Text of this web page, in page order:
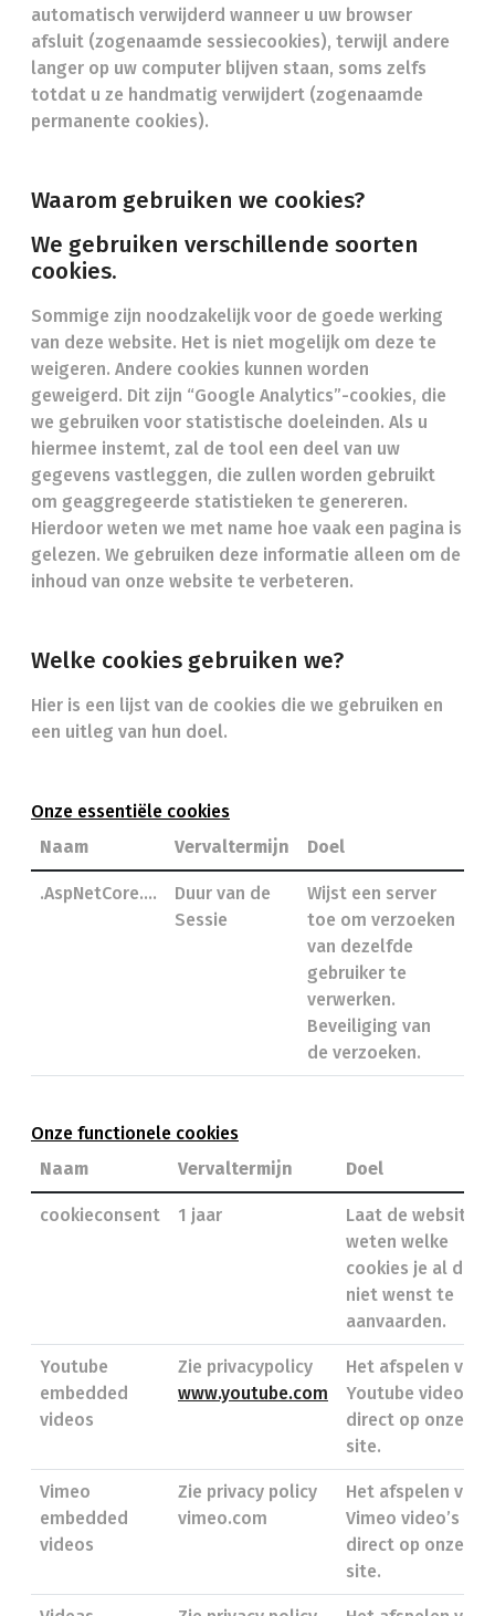
automatisch verwijderd wanneer u uw browser
afsluit (zogenaamde sessiecookies), terwijl andere
langer op uw computer blijven staan, soms zelfs
totdat u ze handmatig verwijdert (zogenaamde
permanente cookies).
Waarom gebruiken we cookies?
We gebruiken verschillende soorten
cookies.
Sommige zijn noodzakelijk voor de goede werking
van deze website. Het is niet mogelijk om deze te
weigeren. Andere cookies kunnen worden
geweigerd. Dit zijn “Google Analytics”-cookies, die
we gebruiken voor statistische doeleinden. Als u
hiermee instemt, zal de tool een deel van uw
gegevens vastleggen, die zullen worden gebruikt
om geaggregeerde statistieken te genereren.
Hierdoor weten we met name hoe vaak een pagina is
gelezen. We gebruiken deze informatie alleen om de
inhoud van onze website te verbeteren.
Welke cookies gebruiken we?
Hier is een lijst van de cookies die we gebruiken en
een uitleg van hun doel.
Onze essentiële cookies
Naam
Vervaltermijn Doel
.AspNetCore….
Duur van de
Sessie
Wijst een server
toe om verzoeken
van dezelfde
gebruiker te
verwerken.
Beveiliging van
de verzoeken.
Onze functionele cookies
Naam
Vervaltermijn Doel
cookieconsent 1 jaar
Laat de website
weten welke
cookies je al dan
niet wenst te
aanvaarden.
Youtube
embedded
videos
Zie privacypolicy
www.youtube.com
Het afspelen van
Youtube video’s
direct op onze
site.
Vimeo
embedded
videos
Zie privacy policy
vimeo.com
Het afspelen van
Vimeo video’s
direct op onze
site.